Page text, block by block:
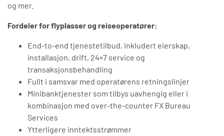
og mer.
Fordeler for flyplasser og reiseoperatører:
End-to-end tjenestetilbud, inkludert eierskap,
installasjon, drift, 24×7 service og
transaksjonsbehandling
Fullt i samsvar med operatørens retningslinjer
Minibanktjenester som tilbys uavhengig eller i
kombinasjon med over-the-counter FX Bureau
Services
Ytterligere inntektsstrømmer